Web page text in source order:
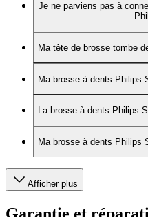
Je ne parviens pas à
Ma tête de brosse tombe
Ma brosse à dents Philips
La brosse à dents Philips
Ma brosse à dents Philips
Afficher plus